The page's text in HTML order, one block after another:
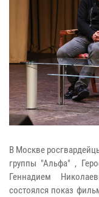
В Москве
группы "Альфа" ,
Геннадием
состоялся показ